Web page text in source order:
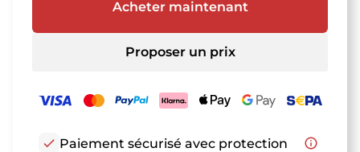
Acheter maintenant
Proposer un prix
check Paiement sécurisé avec protection
info_outline